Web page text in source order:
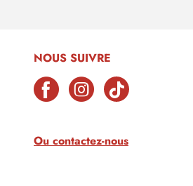
NOUS SUIVRE
Ou contactez-nous